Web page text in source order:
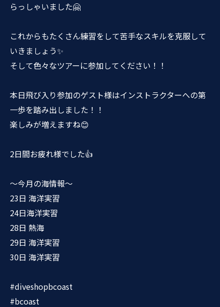
らっしゃいました🤗
これからもたくさん練習をして苦手なスキルを克服して
いきましょう✨
そして色々なツアーに参加してください！！
本日飛び入り参加のゲスト様はインストラクターへの第
一歩を踏み出しました！！
楽しみが増えますね😊
2日間お疲れ様でした👍
〜今月の海情報〜
23日 海洋実習
24日海洋実習
28日 熱海
29日 海洋実習
30日 海洋実習
#diveshopbcoast
#bcoast